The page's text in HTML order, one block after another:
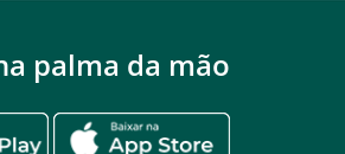
palma da mão